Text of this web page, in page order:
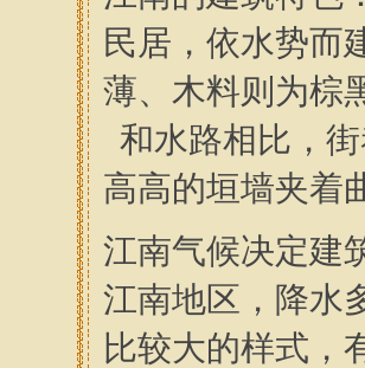
民居，依水势而
薄、木料则为棕
和水路相比，
高高的垣墙夹着
江南气候决定建
江南地区，降水
比较大的样式，